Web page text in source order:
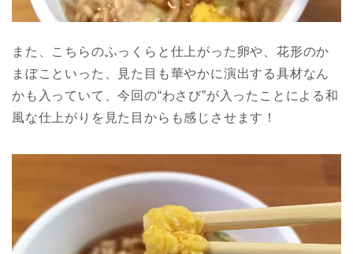
また、こちらのふっくらと仕上がった卵や、花形のか
まぼこといった、見た目も華やかに演出する具材なん
かも入っていて、今回の“わさび”が入ったことによる和
風な仕上がりを見た目からも感じさせます！